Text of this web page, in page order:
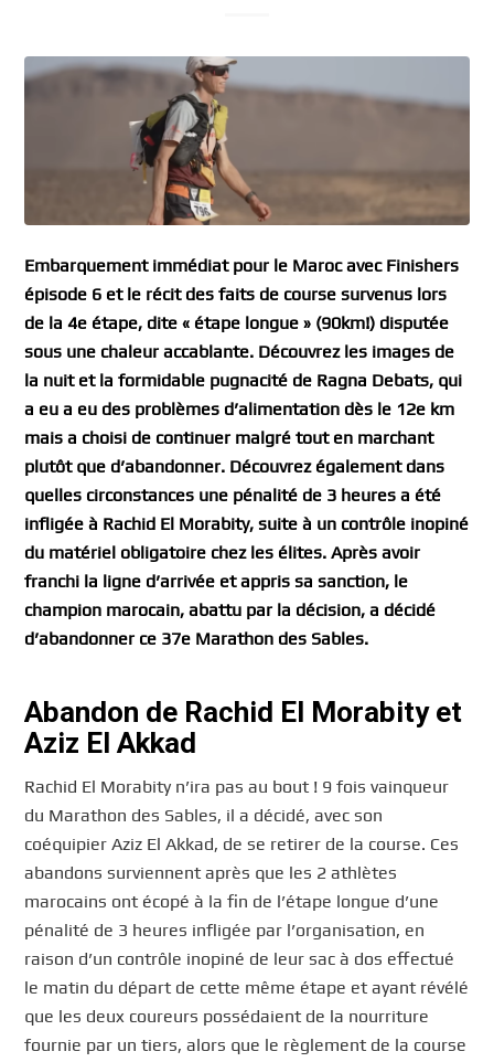
Embarquement immédiat pour le Maroc avec Finishers
épisode 6 et le récit des faits de course survenus lors
de la 4e étape, dite « étape longue » (90km!) disputée
sous une chaleur accablante. Découvrez les images de
la nuit et la formidable pugnacité de Ragna Debats, qui
a eu a eu des problèmes d’alimentation dès le 12e km
mais a choisi de continuer malgré tout en marchant
plutôt que d’abandonner. Découvrez également dans
quelles circonstances une pénalité de 3 heures a été
infligée à Rachid El Morabity, suite à un contrôle inopiné
du matériel obligatoire chez les élites. Après avoir
franchi la ligne d’arrivée et appris sa sanction, le
champion marocain, abattu par la décision, a décidé
d’abandonner ce 37e Marathon des Sables.
Abandon de Rachid El Morabity et
Aziz El Akkad
Rachid El Morabity n’ira pas au bout ! 9 fois vainqueur
du Marathon des Sables, il a décidé, avec son
coéquipier Aziz El Akkad, de se retirer de la course. Ces
abandons surviennent après que les 2 athlètes
marocains ont écopé à la fin de l’étape longue d’une
pénalité de 3 heures infligée par l’organisation, en
raison d’un contrôle inopiné de leur sac à dos effectué
le matin du départ de cette même étape et ayant révélé
que les deux coureurs possédaient de la nourriture
fournie par un tiers, alors que le règlement de la course